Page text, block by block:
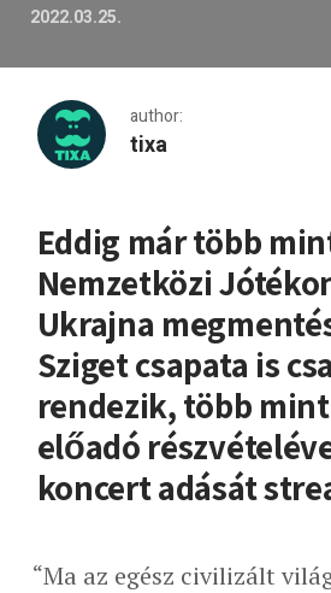
2022.03.25.
author:
tixa
Nemzetközi monstre
Eddig már több
Nemzetközi
Ukrajna
Sziget csapata is
rendezik, több
előadó
koncert adását
“Ma az egész civilizált